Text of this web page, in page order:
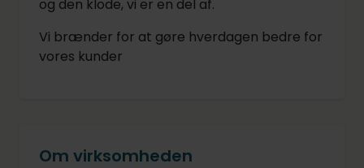
og den klode, vi er en del af.
Vi brænder for at gøre hverdagen bedre for
vores kunder
Om virksomheden